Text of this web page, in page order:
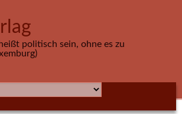
politisch sein, ohne es zu